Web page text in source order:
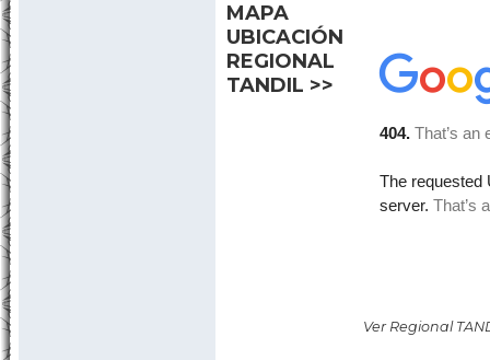
MAPA
UBICACIÓN
REGIONAL
TANDIL >>
VerRegional